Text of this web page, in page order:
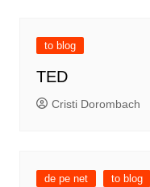
to blog
TED
Cristi Dorombach
de pe net to blog